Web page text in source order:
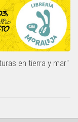
en tierra y mar"